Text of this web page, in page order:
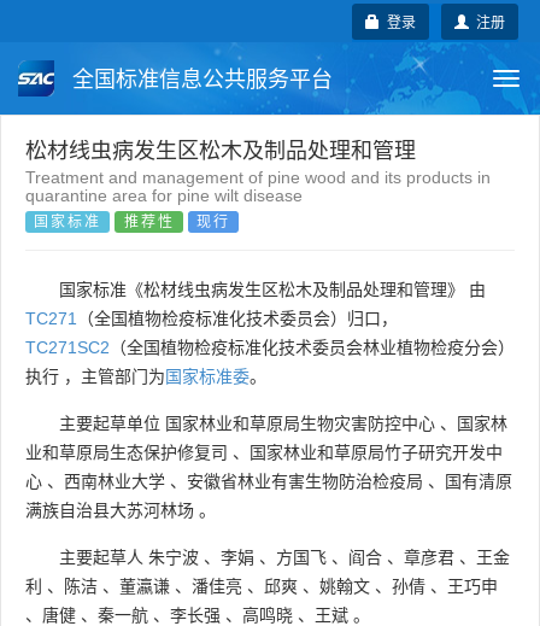
注册
登录
全国标准信息公共服务平台
国家标准 行业标准 地方标准
团体标准 企业标准
松材线虫病发生区松木及制品处理和管理
Treatment and management of pine wood and its products in
quarantine area for pine wilt disease
国家标准 推荐性 现行
国家标准《松材线虫病发生区松木及制品处理和管理》 由
TC271
（全国植物检疫标准化技术委员会）归口，
TC271SC2 （全国植物检疫标准化技术委员会林业植物检疫分会）
执行 ，主管部门为国家标准委。
主要起草单位 国家林业和草原局生物灾害防控中心 、
国家林
业和草原局生态保护修复司 、
国家林业和草原局竹子研究开发中
心 、 西南林业大学 、 安徽省林业有害生物防治检疫局 、
国有清原
满族自治县大苏河林场 。
主要起草人 朱宁波 、 李娟 、 方国飞 、 阎合 、 章彦君 、 王金
利 、 陈洁 、 董瀛谦 、 潘佳亮 、 邱爽 、 姚翰文 、 孙倩 、 王巧申
、 唐健 、 秦一航 、 李长强 、 高鸣晓 、 王斌 。